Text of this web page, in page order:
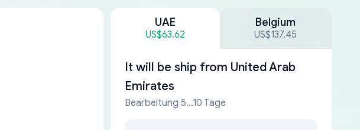
UAE
US$63.62
Belgium
US$137.45
It will be ship from United Arab
Emirates
Bearbeitung 5...10 Tage